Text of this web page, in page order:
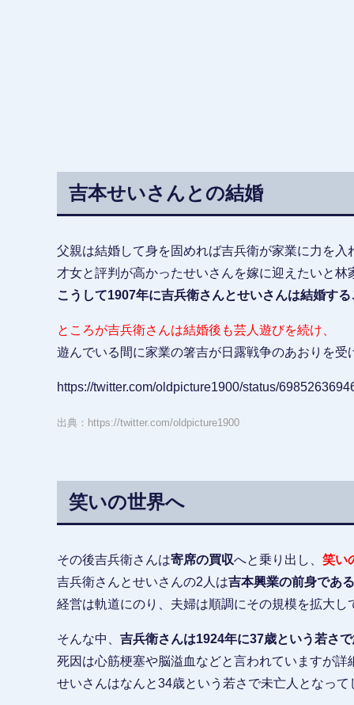
吉本せいさんとの結婚
父親は結婚して身を固めれば吉兵衛が家業に力を入
才女と評判が高かったせいさんを嫁に迎えたいと林
こうして1907年に吉兵衛さんとせいさんは結婚す
ところが吉兵衛さんは結婚後も芸人遊びを続け、
遊んでいる間に家業の箸吉が日露戦争のあおりを受
https://twitter.com/oldpicture1900/status/
出典：https://twitter.com/oldpicture1900
笑いの世界へ
その後吉兵衛さんは寄席の買収へと乗り出し、 笑い
吉兵衛さんとせいさんの2人は吉本興業の前身であ
経営は軌道にのり、夫婦は順調にその規模を拡大し
そんな中、 吉兵衛さんは1924年に37歳という若さで
死因は心筋梗塞や脳溢血などと言われていますが詳
せいさんはなんと34歳という若さで未亡人となって